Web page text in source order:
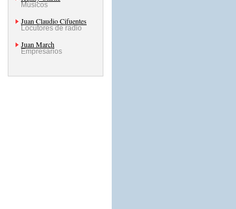
Músicos
Juan Claudio Cifuentes
Locutores de radio
Juan March
Empresarios